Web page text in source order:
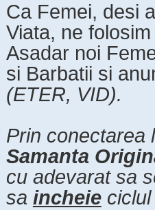
Ca Femei, desi
Viata, ne
Asadar noi
si Barbatii si
(ETER, VID).
Prin conectarea
Samanta
cu adevarat sa
sa incheie